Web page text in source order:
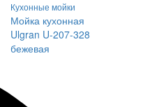
Кухонные мойки
Мойка кухонная
Ulgran U-207-328
бежевая